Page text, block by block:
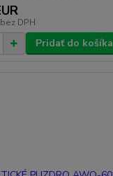
bez DPH
Pridať do košíka